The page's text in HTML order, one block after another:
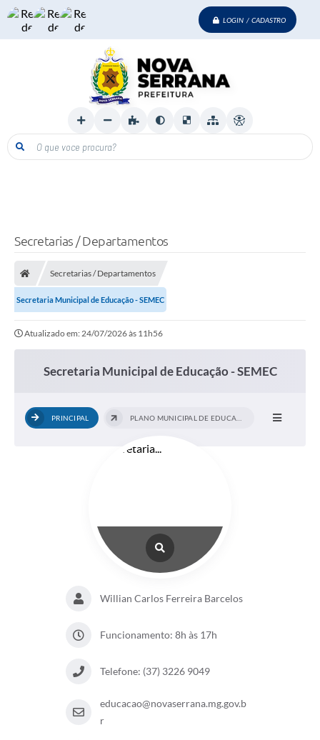
LOGIN / CADASTRO
O que voce procura?
Secretarias / Departamentos
Secretarias / Departamentos
Secretaria Municipal de Educação - SEMEC
Atualizado em: 24/07/2026 às 11h56
Secretaria Municipal de Educação - SEMEC
PRINCIPAL
Willian Carlos Ferreira Barcelos
Funcionamento: 8h às 17h
Telefone: (37) 3226 9049
educacao@novaserrana.mg.gov.b
r